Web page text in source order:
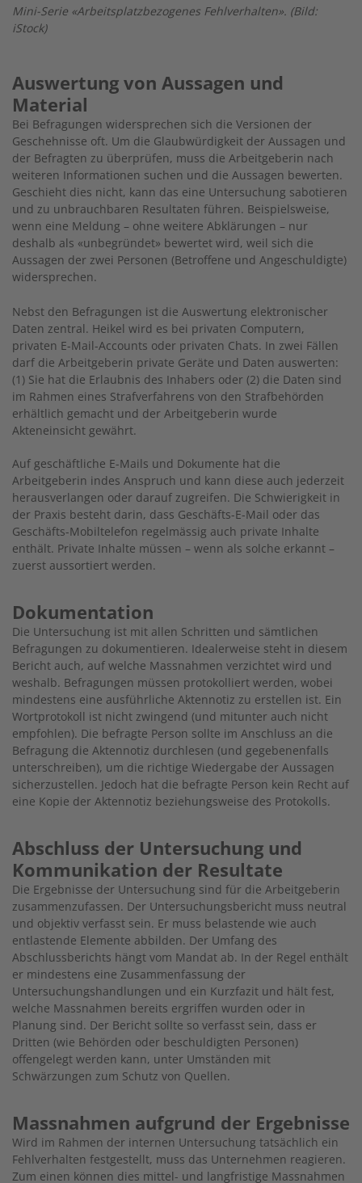
Mini-Serie «Arbeitsplatzbezogenes Fehlverhalten». (Bild:
iStock)
Auswertung von Aussagen und
Material
Bei Befragungen widersprechen sich die Versionen der
Geschehnisse oft. Um die Glaubwürdigkeit der Aussagen und
der Befragten zu überprüfen, muss die Arbeitgeberin nach
weiteren Informationen suchen und die Aussagen bewerten.
Geschieht dies nicht, kann das eine Untersuchung sabotieren
und zu unbrauchbaren Resultaten führen. Beispielsweise,
wenn eine Meldung – ohne weitere Abklärungen – nur
deshalb als «unbegründet» bewertet wird, weil sich die
Aussagen der zwei Personen (Betroffene und Angeschuldigte)
widersprechen.
Nebst den Befragungen ist die Auswertung elektronischer
Daten zentral. Heikel wird es bei privaten Computern,
privaten E-Mail-Accounts oder privaten Chats. In zwei Fällen
darf die Arbeitgeberin private Geräte und Daten auswerten:
(1) Sie hat die Erlaubnis des Inhabers oder (2) die Daten sind
im Rahmen eines Strafverfahrens von den Strafbehörden
erhältlich gemacht und der Arbeitgeberin wurde
Akteneinsicht gewährt.
Auf geschäftliche E-Mails und Dokumente hat die
Arbeitgeberin indes Anspruch und kann diese auch jederzeit
herausverlangen oder darauf zugreifen. Die Schwierigkeit in
der Praxis besteht darin, dass Geschäfts-E-Mail oder das
Geschäfts-Mobiltelefon regelmässig auch private Inhalte
enthält. Private Inhalte müssen – wenn als solche erkannt –
zuerst aussortiert werden.
Dokumentation
Die Untersuchung ist mit allen Schritten und sämtlichen
Befragungen zu dokumentieren. Idealerweise steht in diesem
Bericht auch, auf welche Massnahmen verzichtet wird und
weshalb. Befragungen müssen protokolliert werden, wobei
mindestens eine ausführliche Aktennotiz zu erstellen ist. Ein
Wortprotokoll ist nicht zwingend (und mitunter auch nicht
empfohlen). Die befragte Person sollte im Anschluss an die
Befragung die Aktennotiz durchlesen (und gegebenenfalls
unterschreiben), um die richtige Wiedergabe der Aussagen
sicherzustellen. Jedoch hat die befragte Person kein Recht auf
eine Kopie der Aktennotiz beziehungsweise des Protokolls.
Abschluss der Untersuchung und
Kommunikation der Resultate
Die Ergebnisse der Untersuchung sind für die Arbeitgeberin
zusammenzufassen. Der Untersuchungsbericht muss neutral
und objektiv verfasst sein. Er muss belastende wie auch
entlastende Elemente abbilden. Der Umfang des
Abschlussberichts hängt vom Mandat ab. In der Regel enthält
er mindestens eine Zusammenfassung der
Untersuchungshandlungen und ein Kurzfazit und hält fest,
welche Massnahmen bereits ergriffen wurden oder in
Planung sind. Der Bericht sollte so verfasst sein, dass er
Dritten (wie Behörden oder beschuldigten Personen)
offengelegt werden kann, unter Umständen mit
Schwärzungen zum Schutz von Quellen.
Massnahmen aufgrund der Ergebnisse
Wird im Rahmen der internen Untersuchung tatsächlich ein
Fehlverhalten festgestellt, muss das Unternehmen reagieren.
Zum einen können dies mittel- und langfristige Massnahmen